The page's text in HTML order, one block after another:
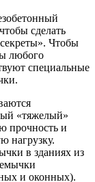
сделать
Чтобы
любого
специальные
«тяжелый»
прочность и
нагрузку.
в зданиях из
и оконных).